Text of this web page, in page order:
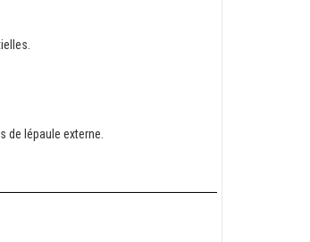
de lépaule externe.